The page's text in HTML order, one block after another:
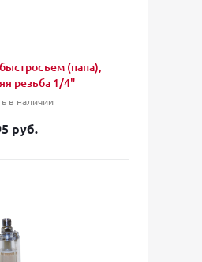
(папа),
резьба 1/4"
в наличии
руб.